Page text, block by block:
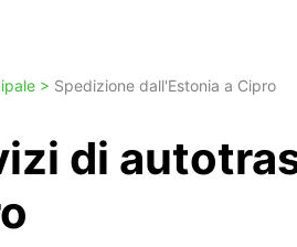
> Spedizione dall'Estonia a Cipro
di